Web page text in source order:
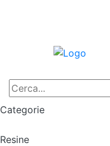
Categorie
Resine